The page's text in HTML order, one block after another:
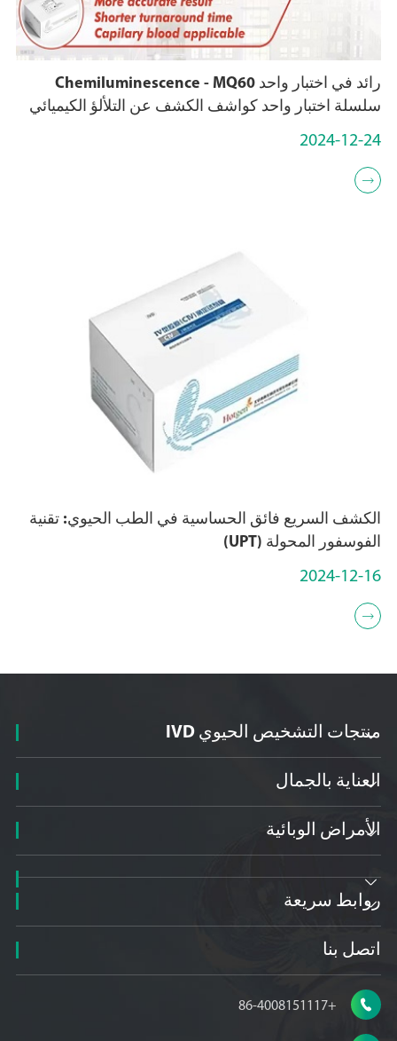
رائد في اختبار واحد Chemiluminescence - MQ60
سلسلة اختبار واحد كواشف الكشف عن التلألؤ الكيميائي
2024-12-24

الكشف السريع فائق الحساسية في الطب الحيوي: تقنية
الفوسفور المحولة (UPT)
2024-12-16

منتجات التشخيص الحيوي IVD

العناية بالجمال

الأمراض الوبائية


روابط سريعة

اتصل بنا

+86-4008151117